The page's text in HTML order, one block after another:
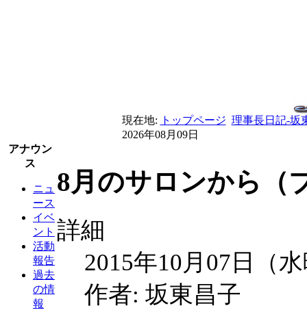
現在地: トップページ 理事長日記-坂
2026年08月09日
アナウン
ス
ニュ
ース
イベ
ント
活動
報告
過去
の情
報
8月のサロンから（
詳細
2015年10月07日（
作者: 坂東昌子